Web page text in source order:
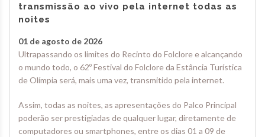
transmissão ao vivo pela internet todas as
noites
01 de agosto de 2026
Ultrapassando os limites do Recinto do Folclore e alcançando
o mundo todo, o 62º Festival do Folclore da Estância Turística
de Olímpia será, mais uma vez, transmitido pela internet.
Assim, todas as noites, as apresentações do Palco Principal
poderão ser prestigiadas de qualquer lugar, diretamente de
computadores ou smartphones, entre os dias 01 a 09 de